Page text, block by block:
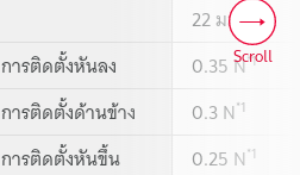
22 มม.
การติดตั้งหันลง 0.35 N*1
การติดตั้งด้านข้าง 0.3 N*1
การติดตั้งหันขึ้น 0.25 N*1
Scroll